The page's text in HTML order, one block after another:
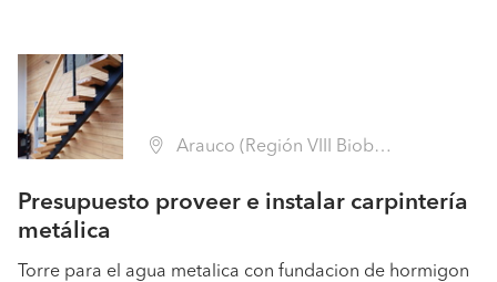
Arauco (Región VIII Biobío - Arauco)
Presupuesto proveer e instalar carpintería
metálica
Torre para el agua metalica con fundacion de hormigon